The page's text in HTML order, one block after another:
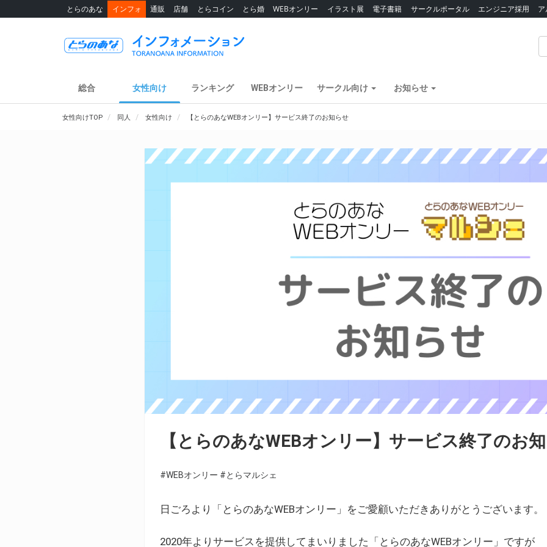
とらのあな インフォ 通販 店舗 とらコイン とら婚 WEBオンリー イラスト展 電子書籍 サークルポータル エンジニア採用
総合 女性向け ランキング WEBオンリー サークル向け お知らせ
女性向けTOP 同人 女性向け 【とらのあなWEBオンリー】サービス終了のお知らせ
【とらのあなWEBオンリー】サービス終了のお
#WEBオンリー #とらマルシェ
日ごろより「とらのあなWEBオンリー」をご愛顧いただきありがとうございます。
2020年よりサービスを提供してまいりました「とらのあなWEBオンリー」ですが